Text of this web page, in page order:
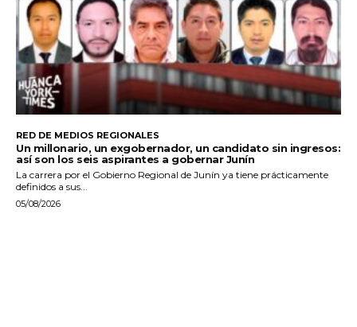
RED DE MEDIOS REGIONALES
Un millonario, un exgobernador, un candidato sin ingresos:
así son los seis aspirantes a gobernar Junín
La carrera por el Gobierno Regional de Junín ya tiene prácticamente
definidos a sus...
05/08/2026